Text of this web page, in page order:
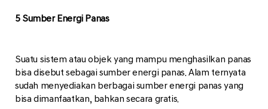
5 Sumber Energi Panas
Suatu sistem atau objek yang mampu menghasilkan panas
bisa disebut sebagai sumber energi panas. Alam ternyata
sudah menyediakan berbagai sumber energi panas yang
bisa dimanfaatkan, bahkan secara gratis.